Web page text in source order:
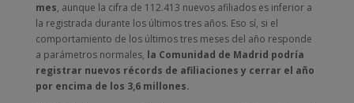
mes, aunque la cifra de 112.413 nuevos afiliados es inferior a
la registrada durante los últimos tres años. Eso sí, si el
comportamiento de los últimos tres meses del año responde
a parámetros normales, la Comunidad de Madrid podría
registrar nuevos récords de afiliaciones y cerrar el año
por encima de los 3,6 millones.